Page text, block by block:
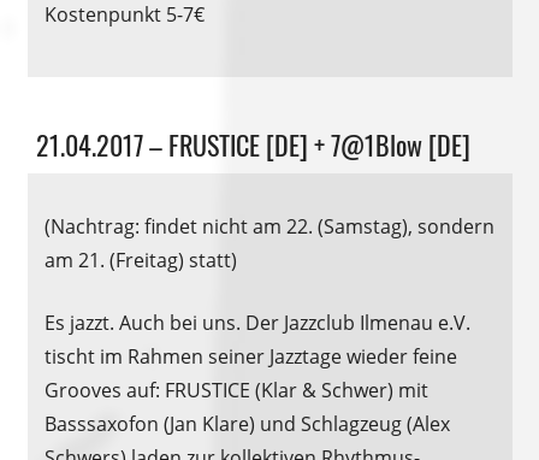
Kostenpunkt 5-7€
Veranstaltung
21.04.2017 – FRUSTICE [DE] + 7@1Blow [DE]
(Nachtrag: findet nicht am 22. (Samstag), sondern
am 21. (Freitag) statt)
Es jazzt. Auch bei uns. Der Jazzclub Ilmenau e.V.
tischt im Rahmen seiner Jazztage wieder feine
Grooves auf: FRUSTICE (Klar & Schwer) mit
Basssaxofon (Jan Klare) und Schlagzeug (Alex